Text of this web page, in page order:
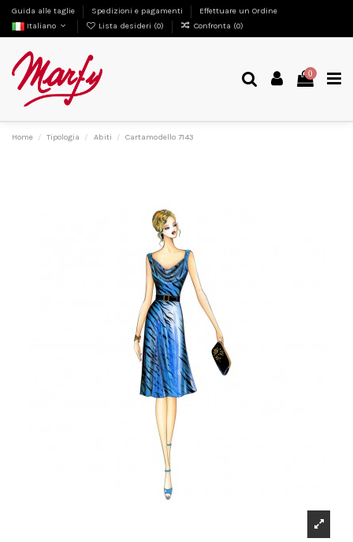
Guida alle taglie Spedizioni e pagamenti
Effettuare un Ordine
Italiano
Lista desideri (0) Confronta (0)
0
Home Tipologia Abiti Cartamodello 7143